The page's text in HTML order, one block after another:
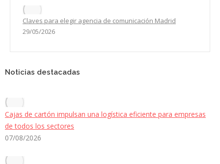
Claves para elegir agencia de comunicación Madrid
29/05/2026
Noticias destacadas
Cajas de cartón impulsan una logística eficiente para empresas
de todos los sectores
07/08/2026